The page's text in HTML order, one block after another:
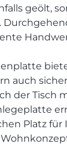
geölt,
auch
der Tisch
Platz für